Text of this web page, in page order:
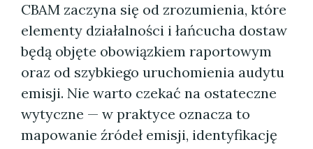
CBAM zaczyna się od zrozumienia, które
elementy działalności i łańcucha dostaw
będą objęte obowiązkiem raportowym
oraz od szybkiego uruchomienia audytu
emisji. Nie warto czekać na ostateczne
wytyczne — w praktyce oznacza to
mapowanie źródeł emisji, identyfikację